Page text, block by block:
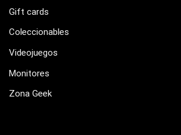
Gift cards
Coleccionables
Videojuegos
Monitores
Zona Geek